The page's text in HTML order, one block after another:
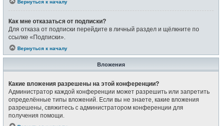
Вернуться к началу
Как мне отказаться от подписки?
Для отказа от подписки перейдите в личный раздел и щёлкните по
ссылке «Подписки».
Вернуться к началу
Вложения
Какие вложения разрешены на этой конференции?
Администратор каждой конференции может разрешить или запретить
определённые типы вложений. Если вы не знаете, какие вложения
разрешены, свяжитесь с администратором конференции для
получения помощи.